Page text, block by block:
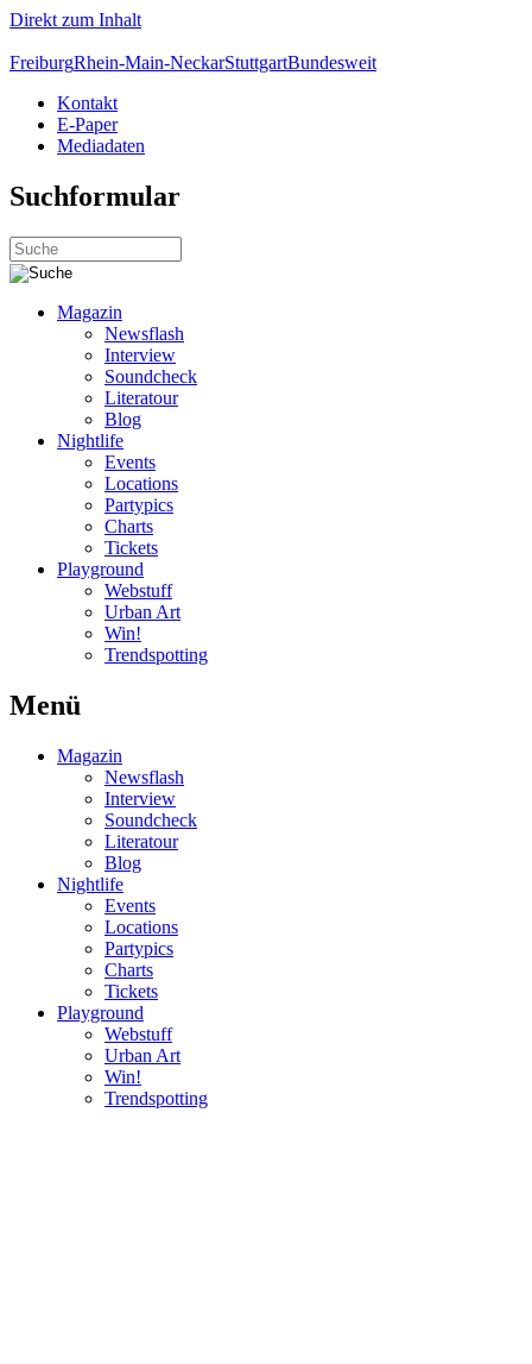
Direkt zum Inhalt
FreiburgRhein-Main-NeckarStuttgartBundesweit
Kontakt
E-Paper
Mediadaten
Suchformular
Magazin
Newsflash
Interview
Soundcheck
Literatour
Blog
Nightlife
Events
Locations
Partypics
Charts
Tickets
Playground
Webstuff
Urban Art
Win!
Trendspotting
Menü
Magazin
Newsflash
Interview
Soundcheck
Literatour
Blog
Nightlife
Events
Locations
Partypics
Charts
Tickets
Playground
Webstuff
Urban Art
Win!
Trendspotting